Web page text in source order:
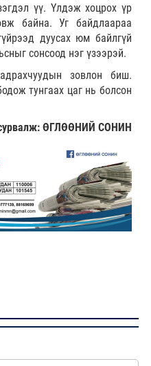
үү. Үлдэж хоцрох үр
байна. Уг байдлаараа
дуусах юм байлгүй
сонсоод нэг үзээрэй.
зовлон биш.
тунгаах цаг нь болсон
ӨГЛӨӨНИЙ СОНИН